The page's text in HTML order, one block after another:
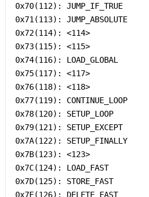
0x70(112): JUMP_IF_TRUE
0x71(113): JUMP_ABSOLUTE
0x72(114): <114>
0x73(115): <115>
0x74(116): LOAD_GLOBAL
0x75(117): <117>
0x76(118): <118>
0x77(119): CONTINUE_LOOP
0x78(120): SETUP_LOOP
0x79(121): SETUP_EXCEPT
0x7A(122): SETUP_FINALLY
0x7B(123): <123>
0x7C(124): LOAD_FAST
0x7D(125): STORE_FAST
0x7E(126): DELETE_FAST